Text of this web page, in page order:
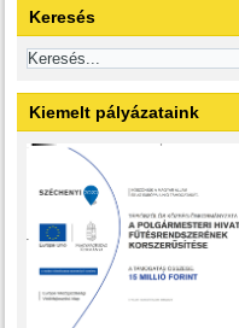
Keresés
Kiemelt pályázataink